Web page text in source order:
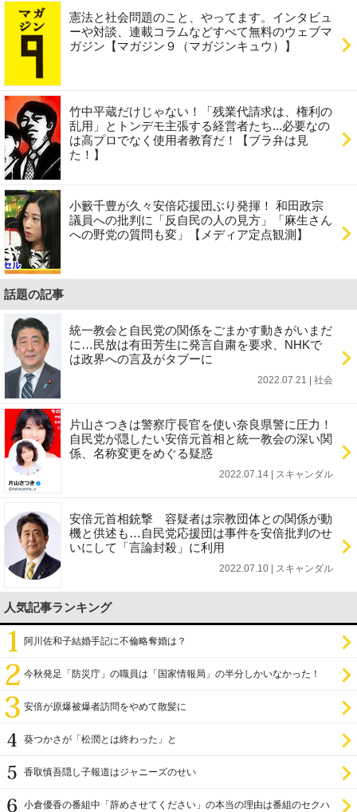
憲法と社会問題のこと、やってます。インタビュ
ーや対談、連載コラムなどすべて無料のウェブマ
ガジン【マガジン９（マガジンキュウ）】
竹中平蔵だけじゃない！「残業代請求は、権利の
乱用」とトンデモ主張する経営者たち...必要なの
は高プロでなく使用者教育だ！【ブラ弁は見
た！】
小籔千豊が久々安倍応援団ぶり発揮！ 和田政宗
議員への批判に「反自民の人の見方」「麻生さん
への野党の質問も変」【メディア定点観測】
話題の記事
統一教会と自民党の関係をごまかす動きがいまだ
に…民放は有田芳生に発言自粛を要求、NHKで
は政界への言及がタブーに
2022.07.21 | 社会
片山さつきは警察庁長官を使い奈良県警に圧力！
自民党が隠したい安倍元首相と統一教会の深い関
係、名称変更をめぐる疑惑
2022.07.14 | スキャンダル
安倍元首相銃撃 容疑者は宗教団体との関係が動
機と供述も…自民党応援団は事件を安倍批判のせ
いにして「言論封殺」に利用
2022.07.10 | スキャンダル
人気記事ランキング
阿川佐和子結婚手記に不倫略奪婚は？
今秋発足「防災庁」の職員は「国家情報局」の半分しかいなかった！
安倍が原爆被爆者訪問をやめて散髪に
葵つかさが「松潤とは終わった」と
香取慎吾隠し子報道はジャニーズのせい
小倉優香の番組中「辞めさせてください」の本当の理由は番組のセクハ